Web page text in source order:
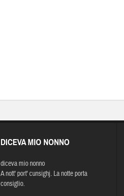
DICEVA MIO NONNO
diceva mio nonno
A nott' port' cunsighj. La notte porta
consiglio.